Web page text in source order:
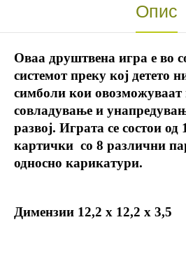
Опис
Оваа друштвена игра е во
системот преку кој детето
симболи кои овозможуваат
совладување и
развој. Играта се состои од
картички со 8 различни
односно карикатури.
Димензии 12,2 х 12,2 х 3,5